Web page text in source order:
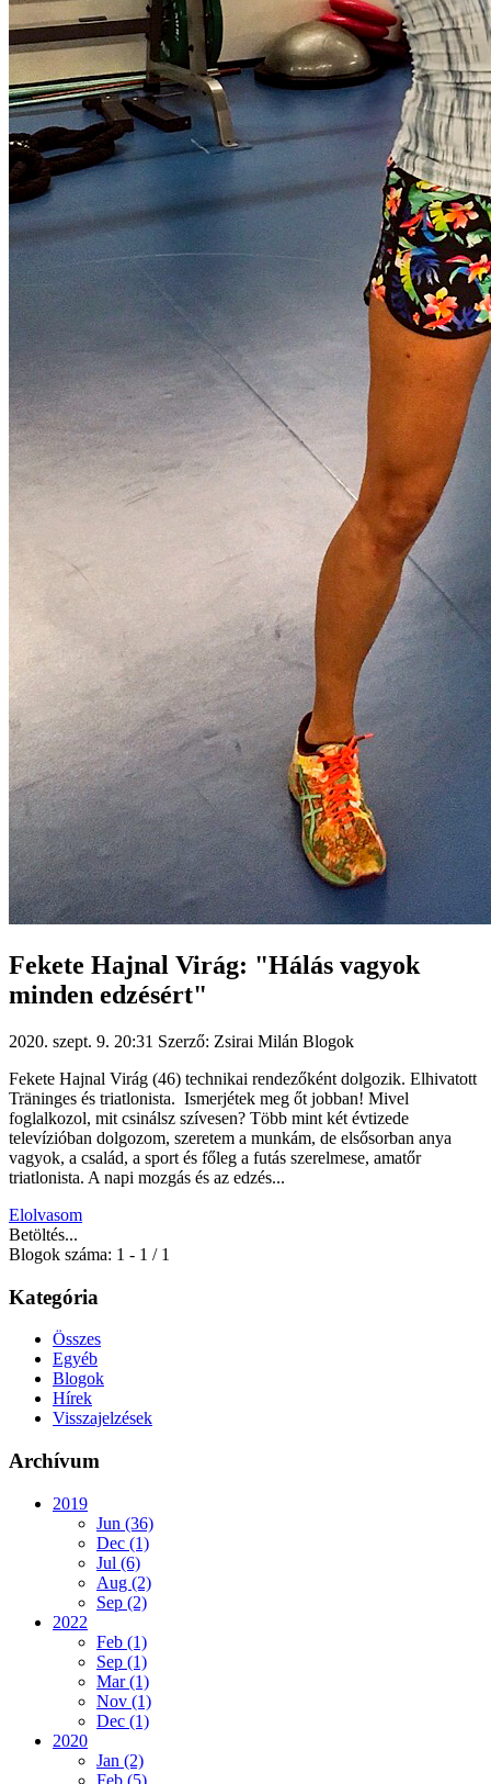
Fekete Hajnal Virág: "Hálás vagyok
minden edzésért"
2020. szept. 9. 20:31 Szerző: Zsirai Milán Blogok
Fekete Hajnal Virág (46) technikai rendezőként dolgozik. Elhivatott
Träninges és triatlonista. Ismerjétek meg őt jobban! Mivel
foglalkozol, mit csinálsz szívesen? Több mint két évtizede
televízióban dolgozom, szeretem a munkám, de elsősorban anya
vagyok, a család, a sport és főleg a futás szerelmese, amatőr
triatlonista. A napi mozgás és az edzés...
Elolvasom
Betöltés...
Blogok száma: 1 - 1 / 1
Kategória
Összes
Egyéb
Blogok
Hírek
Visszajelzések
Archívum
2019
Jun (36)
Dec (1)
Jul (6)
Aug (2)
Sep (2)
2022
Feb (1)
Sep (1)
Mar (1)
Nov (1)
Dec (1)
2020
Jan (2)
Feb (5)